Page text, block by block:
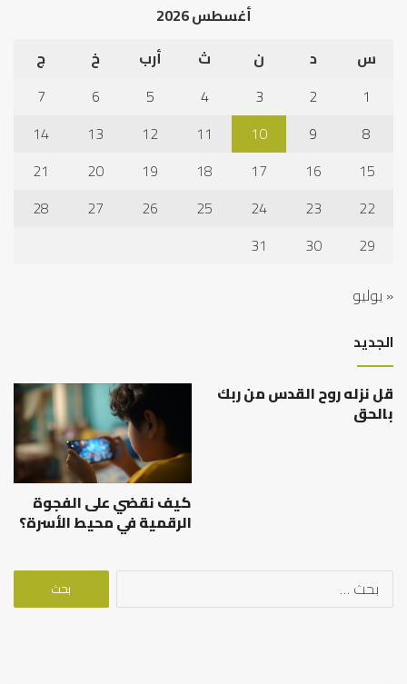
أغسطس 2026
س
د ن ث أرب خ
ج
1
2
3
4
5
6
7
8
9
10
11
12
13
14
15
16
17
18
19
20
21
22
23
24
25
26
27
28
29
30
31
« يوليو
الجديد
قل نزله روح القدس من ربك
بالحق
كيف نقضي على الفجوة
الرقمية في محيط الأسرة؟
البحث